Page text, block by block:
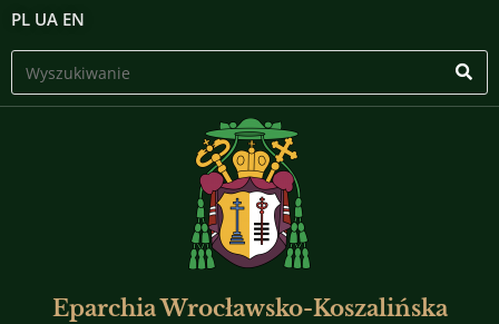
PL UA EN
Eparchia Wrocławsko-Koszalińska